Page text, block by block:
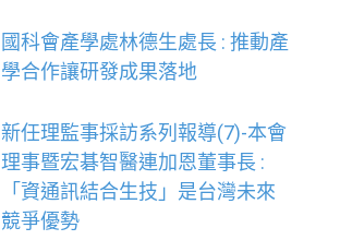
國科會產學處林德生處長 : 推動產
學合作讓研發成果落地
新任理監事採訪系列報導(7)-本會
理事暨宏碁智醫連加恩董事長 :
「資通訊結合生技」是台灣未來
競爭優勢